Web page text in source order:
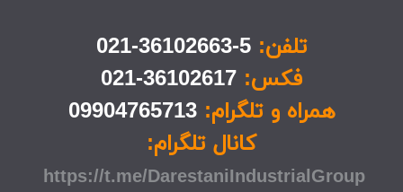
تلفن:5-36102663-021
فکس: 36102617-021
همراه و تلگرام: 09904765713
کانال تلگرام:
https://t.me/DarestaniIndustrialGroup